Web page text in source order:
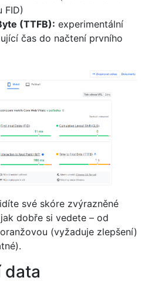
FID)
(TTFB): experimentální
čas do načtení prvního
své skóre zvýrazněné
dobře si vedete – od
(vyžaduje zlepšení)
data